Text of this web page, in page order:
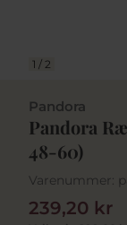
1 / 2
Pandora
Pandora
48-60)
Varenummer:
239,20 kr